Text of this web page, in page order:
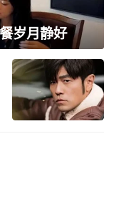
岁月静好